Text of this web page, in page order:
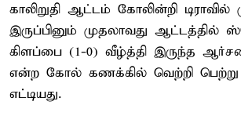
காலிறுதி ஆட்டம் கோலின்றி டிராவில்
இருப்பினும் முதலாவது ஆட்டத்தில்
கிளப்பை (1-0) வீழ்த்தி இருந்த
என்ற கோல் கணக்கில் வெற்றி பெற்று
எட்டியது.